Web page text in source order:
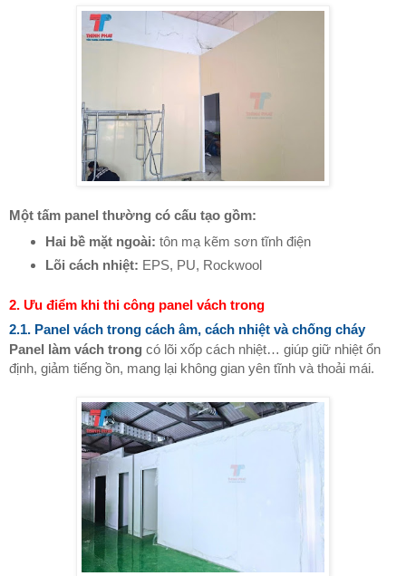
Một tấm panel thường có cấu tạo gồm:
Hai bề mặt ngoài: tôn mạ kẽm sơn tĩnh điện
Lõi cách nhiệt: EPS, PU, Rockwool
2. Ưu điểm khi thi công panel vách trong
2.1. Panel vách trong cách âm, cách nhiệt và chống cháy
Panel làm vách trong có lõi xốp cách nhiệt… giúp giữ nhiệt ổn
định, giảm tiếng ồn, mang lại không gian yên tĩnh và thoải mái.